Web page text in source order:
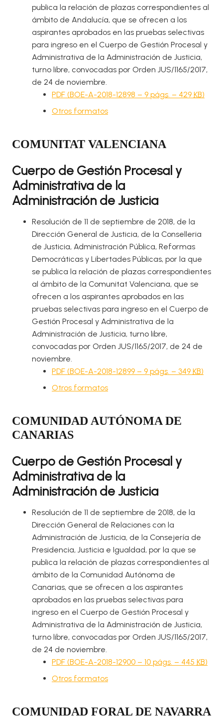
publica la relación de plazas correspondientes al
ámbito de Andalucía, que se ofrecen a los
aspirantes aprobados en las pruebas selectivas
para ingreso en el Cuerpo de Gestión Procesal y
Administrativa de la Administración de Justicia,
turno libre, convocadas por Orden JUS/1165/2017,
de 24 de noviembre.
PDF (BOE-A-2018-12898 – 9 págs. – 429 KB)
Otros formatos
COMUNITAT VALENCIANA
Cuerpo de Gestión Procesal y
Administrativa de la
Administración de Justicia
Resolución de 11 de septiembre de 2018, de la
Dirección General de Justicia, de la Conselleria
de Justicia, Administración Pública, Reformas
Democráticas y Libertades Públicas, por la que
se publica la relación de plazas correspondientes
al ámbito de la Comunitat Valenciana, que se
ofrecen a los aspirantes aprobados en las
pruebas selectivas para ingreso en el Cuerpo de
Gestión Procesal y Administrativa de la
Administración de Justicia, turno libre,
convocadas por Orden JUS/1165/2017, de 24 de
noviembre.
PDF (BOE-A-2018-12899 – 9 págs. – 349 KB)
Otros formatos
COMUNIDAD AUTÓNOMA DE
CANARIAS
Cuerpo de Gestión Procesal y
Administrativa de la
Administración de Justicia
Resolución de 11 de septiembre de 2018, de la
Dirección General de Relaciones con la
Administración de Justicia, de la Consejería de
Presidencia, Justicia e Igualdad, por la que se
publica la relación de plazas correspondientes al
ámbito de la Comunidad Autónoma de
Canarias, que se ofrecen a los aspirantes
aprobados en las pruebas selectivas para
ingreso en el Cuerpo de Gestión Procesal y
Administrativa de la Administración de Justicia,
turno libre, convocadas por Orden JUS/1165/2017,
de 24 de noviembre.
PDF (BOE-A-2018-12900 – 10 págs. – 445 KB)
Otros formatos
COMUNIDAD FORAL DE NAVARRA